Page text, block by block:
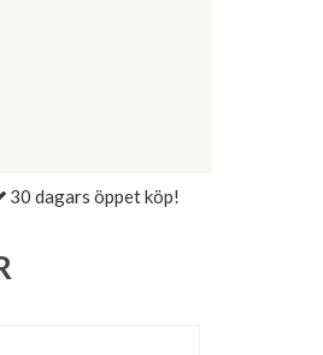
30 dagars öppet köp!